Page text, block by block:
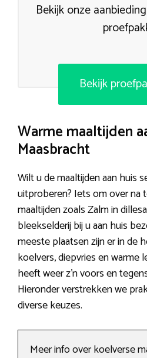
Bekijk onze
Bekijk
Warme maaltijden
Maasbracht
Wilt u de maaltijden aan huis
uitproberen? Iets om over na
maaltijden zoals Zalm in
bleekselderij bij u aan huis
meeste plaatsen zijn er in de
koelvers, diepvries en warme
heeft weer z’n voors en
Hieronder verstrekken we
diverse keuzes.
Meer info over koelverse